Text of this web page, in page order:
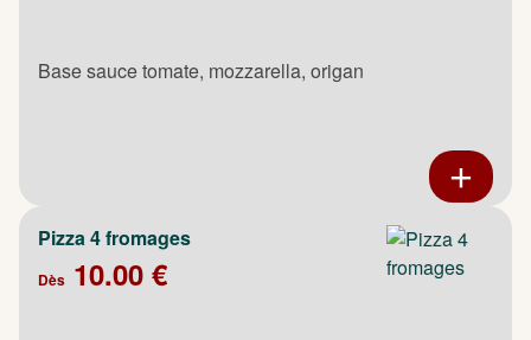
Base sauce tomate, mozzarella, origan
Pizza 4 fromages
Dès 10.00 €